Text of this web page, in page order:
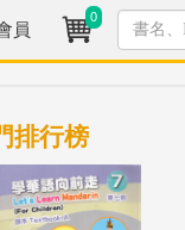
員
0
排行榜